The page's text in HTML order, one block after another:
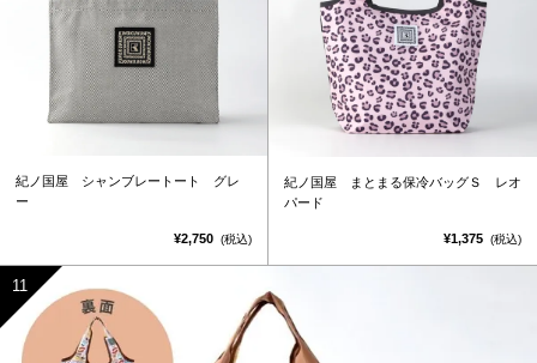
紀ノ国屋 シャンブレートート グレ
ー
¥2,750 (税込)
紀ノ国屋 まとまる保冷バッグＳ レオ
パード
¥1,375 (税込)